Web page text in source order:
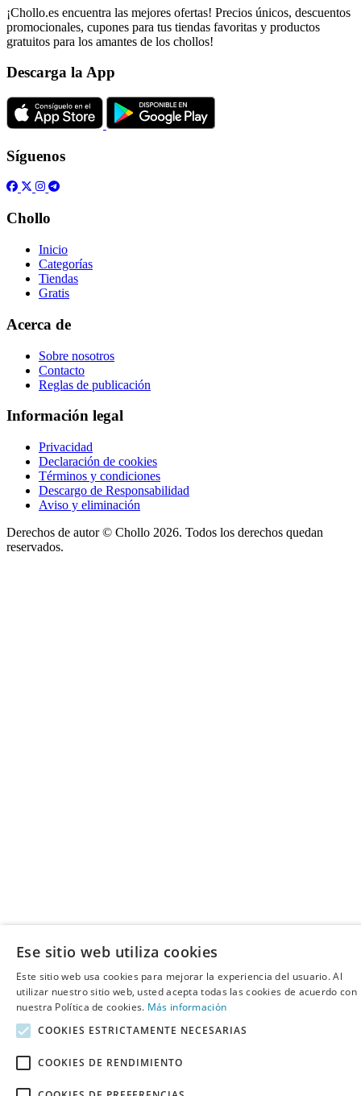
¡Chollo.es encuentra las mejores ofertas! Precios únicos, descuentos
promocionales, cupones para tus tiendas favoritas y productos
gratuitos para los amantes de los chollos!
Descarga la App
Síguenos
Chollo
Inicio
Categorías
Tiendas
Gratis
Acerca de
Sobre nosotros
Contacto
Reglas de publicación
Información legal
Privacidad
Declaración de cookies
Términos y condiciones
Descargo de Responsabilidad
Aviso y eliminación
Derechos de autor © Chollo 2026. Todos los derechos quedan
reservados.
Ese sitio web utiliza cookies
Este sitio web usa cookies para mejorar la experiencia del usuario. Al
utilizar nuestro sitio web, usted acepta todas las cookies de acuerdo con
nuestra Política de cookies. Más información
COOKIES ESTRICTAMENTE NECESARIAS
COOKIES DE RENDIMIENTO